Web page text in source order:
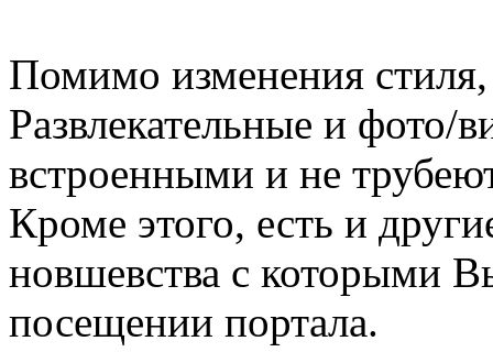
Помимо изменения
Развлекательные и фото/
встроенными и не
Кроме этого, есть и
новшевства с которыми
посещении портала.